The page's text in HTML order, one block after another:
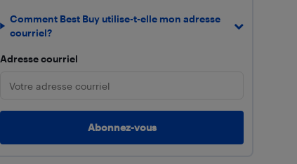
Comment Best Buy utilise-t-elle mon adresse
courriel?
Adresse courriel